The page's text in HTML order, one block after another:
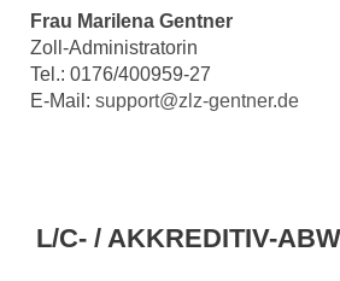
Frau Marilena Gentner
Zoll-Administratorin
Tel.: 0176/400959-27
E-Mail: support@zlz-gentner.de
L/C- / AKKREDITIV-